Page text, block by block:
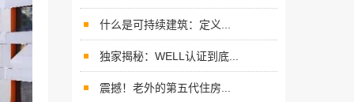
什么是可持续建筑：定义...
独家揭秘：WELL认证到底...
震撼！老外的第五代住房...